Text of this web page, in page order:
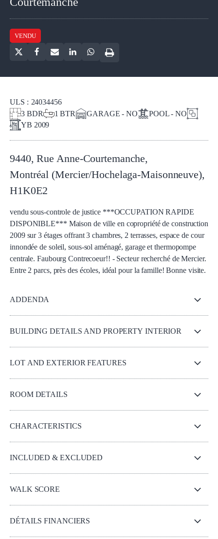
VENDU
3BDR 1 BTR GARAGE - NO
POOL - NO
YB 2009
ULS : 24034456
9440, Rue Anne-Courtemanche,
Montréal (Mercier/Hochelaga-Maisonneuve),
H1K0E2
vendu sous-controle de justice ***OCCUPATION RAPIDE
DISPONIBLE*** Maison de ville en copropriété de construction
2009 sur 3 étages offrant 3 chambres, 2 terrasses, espace de cour
innondée de soleil, sous-sol aménagé, garage et thermopompe
centrale. Faubourg Contrecoeur!! - Secteur recherché de Mercier.
Entre 2 parcs, près des écoles, idéal pour la famille! Bonne visite.
ADDENDA
BUILDING DETAILS AND PROPERTY INTERIOR
LOT AND EXTERIOR FEATURES
ROOM DETAILS
CHARACTERISTICS
INCLUDED & EXCLUDED
WALK SCORE
DÉTAILS FINANCIERS